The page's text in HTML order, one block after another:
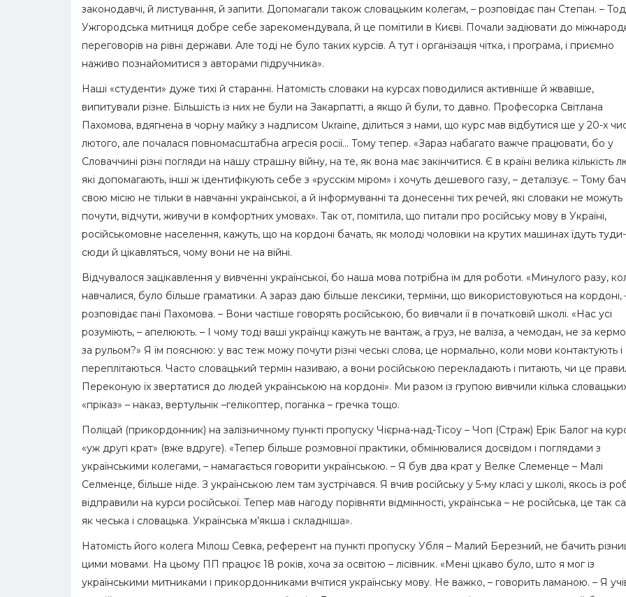
законодавчі, й листування, й запити. Допомагали також словацьким колегам, – розповідає пан Степан. –
Ужгородська митниця добре себе зарекомендувала, й це помітили в Києві. Почали задіювати до
переговорів на рівні держави. Але тоді не було таких курсів. А тут і організація чітка, і програма, і приємно
наживо познайомитися з авторами підручника».
Наші «студенти» дуже тихі й старанні. Натомість словаки на курсах поводилися активніше й жвавіше,
випитували різне. Більшість із них не були на Закарпатті, а якщо й були, то давно. Професорка Світлана
Пахомова, вдягнена в чорну майку з надписом Uкraine, ділиться з нами, що курс мав відбутися ще у 20-х
лютого, але почалася повномасштабна агресія росії… Тому тепер. «Зараз набагато важче працювати, бо у
Словаччині різні погляди на нашу страшну війну, на те, як вона має закінчитися. Є в країні велика кількість
які допомагають, інші ж ідентифікують себе з «русскім міром» і хочуть дешевого газу, – деталізує. – Тому
свою місію не тільки в навчанні української, а й інформуванні та донесенні тих речей, які словаки не можуть
почути, відчути, живучи в комфортних умовах». Так от, помітила, що питали про російську мову в Україні,
російськомовне населення, кажуть, що на кордоні бачать, як молоді чоловіки на крутих машинах їдуть туди-
сюди й цікавляться, чому вони не на війні.
Відчувалося зацікавлення у вивченні української, бо наша мова потрібна їм для роботи. «Минулого разу,
навчалися, було більше граматики. А зараз даю більше лексики, терміни, що використовуються на кордоні,
розповідає пані Пахомова. – Вони частіше говорять російською, бо вивчали її в початковій школі. «Нас усі
розуміють, – апелюють. – І чому тоді ваші українці кажуть не вантаж, а груз, не валіза, а чемодан, не за
за рульом?» Я їм пояснюю: у вас теж можу почути різні чеські слова, це нормально, коли мови контактують і
переплітаються. Часто словацький термін називаю, а вони російською перекладають і питають, чи це
Переконую їх звертатися до людей українською на кордоні». Ми разом із групою вивчили кілька словацьких
«пріказ» – наказ, вертульнік –гелікоптер, поганка – гречка тощо.
Поліцай (прикордонник) на залізничному пункті пропуску Чієрна-над-Тісоу – Чоп (Страж) Ерік Балог на
«уж другі крат» (вже вдруге). «Тепер більше розмовної практики, обмінювалися досвідом і поглядами з
українськими колегами, – намагається говорити українською. – Я був два крат у Велке Слеменце – Малі
Селменце, більше ніде. З українською лем там зустрічався. Я вчив російську у 5-му класі у школі, якось із
відправили на курси російської. Тепер мав нагоду порівняти відмінності, українська – не російська, це так
як чеська і словацька. Українська м’якша і складніша».
Натомість його колега Мілош Севка, референт на пункті пропуску Убля – Малий Березний, не бачить
цими мовами. На цьому ПП працює 18 років, хоча за освітою – лісівник. «Мені цікаво було, што я мог із
українськими митниками і прикордонниками вчітися українську мову. Не важко, – говорить ламаною. – Я